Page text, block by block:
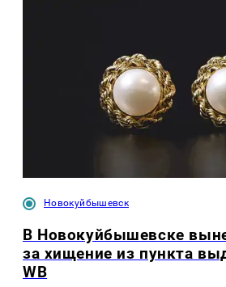
Новокуйбышевск
В Новокуйбышевске
за хищение из пункта
WB